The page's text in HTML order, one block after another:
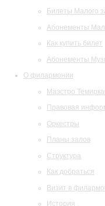
Билеты Малого
Абонементы
Как купить билет
Абонементы
О филармонии
Маэстро
Правовая
Оркестры
Планы залов
Структура
Как добраться
Визит в
История